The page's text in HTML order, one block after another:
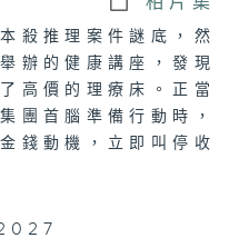
殺推理案件謎底，然
辦的健康講座，發現
高價的理療床。正當
團首腦準備行動時，
錢動機，立即叫停收